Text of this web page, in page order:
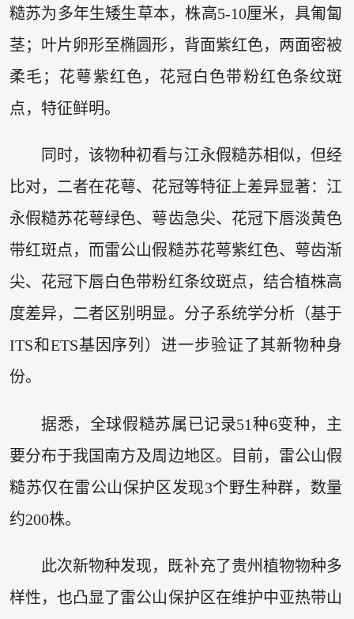
糙苏为多年生矮生草本，株高5-10厘米，具匍匐
茎；叶片卵形至椭圆形，背面紫红色，两面密被
柔毛；花萼紫红色，花冠白色带粉红色条纹斑
点，特征鲜明。
同时，该物种初看与江永假糙苏相似，但经
比对，二者在花萼、花冠等特征上差异显著：江
永假糙苏花萼绿色、萼齿急尖、花冠下唇淡黄色
带红斑点，而雷公山假糙苏花萼紫红色、萼齿渐
尖、花冠下唇白色带粉红条纹斑点，结合植株高
度差异，二者区别明显。分子系统学分析（基于
ITS和ETS基因序列）进一步验证了其新物种身
份。
据悉，全球假糙苏属已记录51种6变种，主
要分布于我国南方及周边地区。目前，雷公山假
糙苏仅在雷公山保护区发现3个野生种群，数量
约200株。
此次新物种发现，既补充了贵州植物物种多
样性，也凸显了雷公山保护区在维护中亚热带山